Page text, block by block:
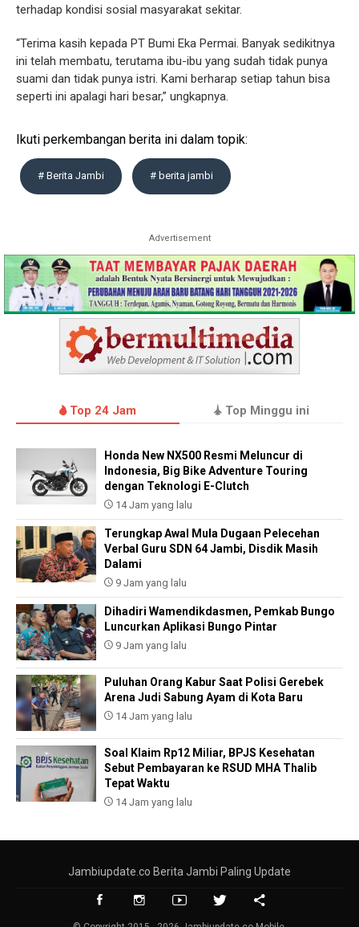
terhadap kondisi sosial masyarakat sekitar.
“Terima kasih kepada PT Bumi Eka Permai. Banyak sedikitnya
ini telah membatu, terutama ibu-ibu yang sudah tidak punya
suami dan tidak punya istri. Kami berharap setiap tahun bisa
seperti ini apalagi hari besar,” ungkapnya.
Ikuti perkembangan berita ini dalam topik:
# Berita Jambi # berita jambi
Advertisement
Top 24 Jam Top Minggu ini
Honda New NX500 Resmi Meluncur di
Indonesia, Big Bike Adventure Touring
dengan Teknologi E-Clutch
14 Jam yang lalu
Terungkap Awal Mula Dugaan Pelecehan
Verbal Guru SDN 64 Jambi, Disdik Masih
Dalami
9 Jam yang lalu
Dihadiri Wamendikdasmen, Pemkab Bungo
Luncurkan Aplikasi Bungo Pintar
9 Jam yang lalu
Puluhan Orang Kabur Saat Polisi Gerebek
Arena Judi Sabung Ayam di Kota Baru
14 Jam yang lalu
Soal Klaim Rp12 Miliar, BPJS Kesehatan
Sebut Pembayaran ke RSUD MHA Thalib
Tepat Waktu
14 Jam yang lalu
Jambiupdate.co Berita Jambi Paling Update